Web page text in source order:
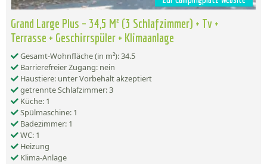
Grand Large Plus – 34,5 M² (3 Schlafzimmer) + Tv +
Terrasse + Geschirrspüler + Klimaanlage
Gesamt-Wohnfläche (in m²): 34.5
Barrierefreier Zugang: nein
Haustiere: unter Vorbehalt akzeptiert
getrennte Schlafzimmer: 3
Küche: 1
Spülmaschine: 1
Badezimmer: 1
WC: 1
Heizung
Klima-Anlage